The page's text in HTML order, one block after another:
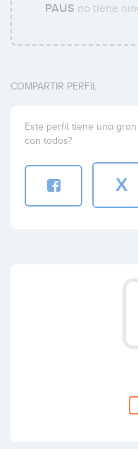
PAUS no tiene
COMPARTIR PERFIL
Este perfil tiene una
con todos?
X